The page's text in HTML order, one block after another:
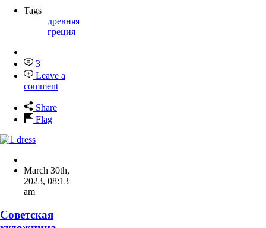
Tags
древняя
греция
3
Leave a
comment
Share
Flag
March 30th,
2023, 08:13
am
Советская